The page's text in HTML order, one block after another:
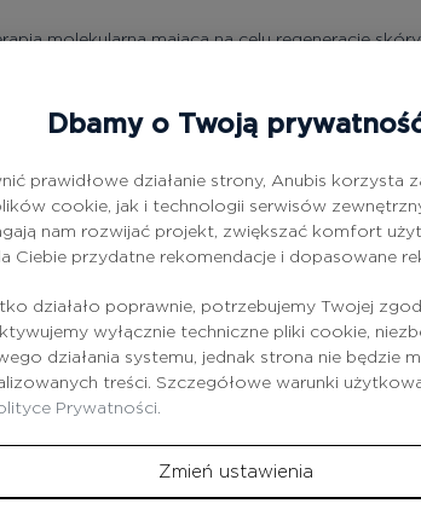
molekularna mająca na celu regenerację
dzięki połączonemu działaniu kwasu
krem do twarzy jest odpowiedni dla
i walczy z wczesnym starzeniem się skóry.
ilość kremu na czystą skórę.
Produktyz tej
Dbamy o Twoją
prawidłowe działanie strony, Anubis korzysta
cookie, jak i technologii serwisów
nam rozwijać projekt, zwiększać komfort
Ciebie przydatne rekomendacje i dopasowane
działało poprawnie, potrzebujemy Twojej
wyłącznie techniczne pliki cookie,
działania systemu, jednak strona nie będzie
treści. Szczegółowe warunki
Prywatności.
Zmień ustawienia